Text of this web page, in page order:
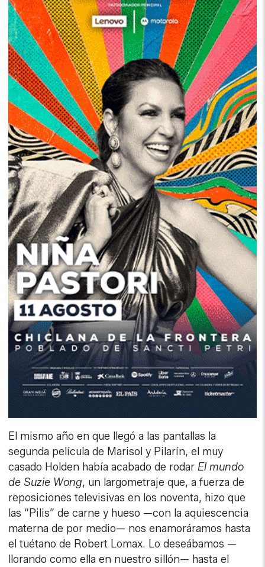
El mismo año en que llegó a las pantallas la
segunda película de Marisol y Pilarín, el muy
casado Holden había acabado de rodarEl mundo
de Suzie Wong, un largometraje que, a fuerza de
reposiciones televisivas en los noventa, hizo que
las “Pilis” de carne y hueso —con la aquiescencia
materna de por medio— nos enamoráramos hasta
el tuétano de Robert Lomax. Lo deseábamos —
llorando como ella en nuestro sillón— hasta el